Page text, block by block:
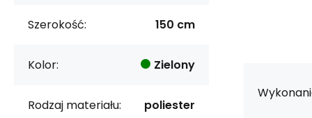
Szerokość: 150 cm
Kolor: Zielony
Rodzaj materiału: poliester